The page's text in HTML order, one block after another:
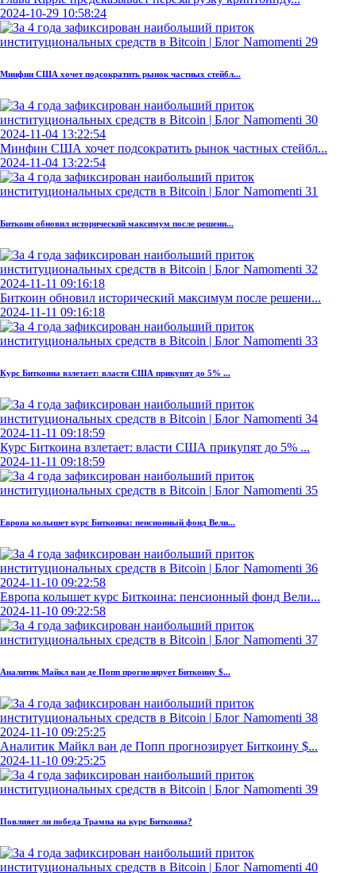
2024-10-29 10:58:24
Минфин США хочет подсократить рынок частных стейбл...
2024-11-04 13:22:54
Минфин США хочет подсократить рынок частных стейбл...
2024-11-04 13:22:54
Биткоин обновил исторический максимум после решени...
2024-11-11 09:16:18
Биткоин обновил исторический максимум после решени...
2024-11-11 09:16:18
Курс Биткоина взлетает: власти США прикупят до 5% ...
2024-11-11 09:18:59
Курс Биткоина взлетает: власти США прикупят до 5% ...
2024-11-11 09:18:59
Европа колышет курс Биткоина: пенсионный фонд Вели...
2024-11-10 09:22:58
Европа колышет курс Биткоина: пенсионный фонд Вели...
2024-11-10 09:22:58
Аналитик Майкл ван де Попп прогнозирует Биткоину $...
2024-11-10 09:25:25
Аналитик Майкл ван де Попп прогнозирует Биткоину $...
2024-11-10 09:25:25
Повлияет ли победа Трампа на курс Биткоина?